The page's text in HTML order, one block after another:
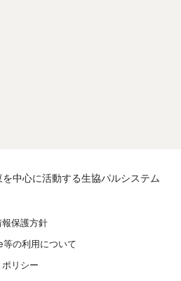
を中心に活動する生協パルシステム
保護方針
の利用について
リシー